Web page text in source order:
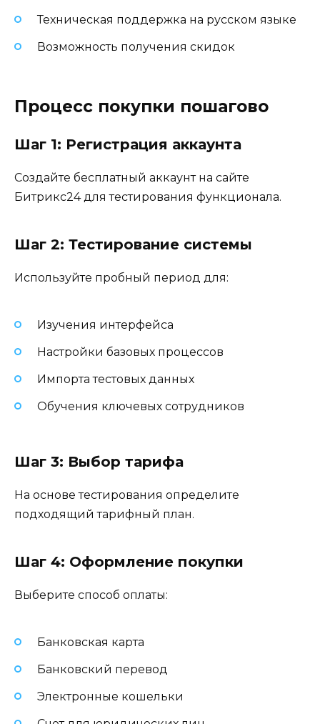
Техническая поддержка на русском языке
Возможность получения скидок
Процесс покупки пошагово
Шаг 1: Регистрация аккаунта
Создайте бесплатный аккаунт на сайте
Битрикс24 для тестирования функционала.
Шаг 2: Тестирование системы
Используйте пробный период для:
Изучения интерфейса
Настройки базовых процессов
Импорта тестовых данных
Обучения ключевых сотрудников
Шаг 3: Выбор тарифа
На основе тестирования определите
подходящий тарифный план.
Шаг 4: Оформление покупки
Выберите способ оплаты:
Банковская карта
Банковский перевод
Электронные кошельки